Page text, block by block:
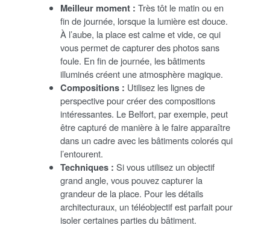
Meilleur moment : Très tôt le matin ou en
fin de journée, lorsque la lumière est douce.
À l’aube, la place est calme et vide, ce qui
vous permet de capturer des photos sans
foule. En fin de journée, les bâtiments
illuminés créent une atmosphère magique.
Compositions : Utilisez les lignes de
perspective pour créer des compositions
intéressantes. Le Belfort, par exemple, peut
être capturé de manière à le faire apparaître
dans un cadre avec les bâtiments colorés qui
l’entourent.
Techniques : Si vous utilisez un objectif
grand angle, vous pouvez capturer la
grandeur de la place. Pour les détails
architecturaux, un téléobjectif est parfait pour
isoler certaines parties du bâtiment.